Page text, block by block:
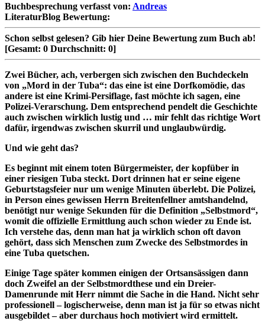
Buchbesprechung verfasst von: Andreas
LiteraturBlog Bewertung:
Schon selbst gelesen? Gib hier Deine Bewertung zum Buch ab!
[Gesamt: 0 Durchschnitt: 0]
Zwei Bücher, ach, verbergen sich zwischen den Buchdeckeln
von „Mord in der Tuba“: das eine ist eine Dorfkomödie, das
andere ist eine Krimi-Persiflage, fast möchte ich sagen, eine
Polizei-Verarschung. Dem entsprechend pendelt die Geschichte
auch zwischen wirklich lustig und … mir fehlt das richtige Wort
dafür, irgendwas zwischen skurril und unglaubwürdig.
Und wie geht das?
Es beginnt mit einem toten Bürgermeister, der kopfüber in
einer riesigen Tuba steckt. Dort drinnen hat er seine eigene
Geburtstagsfeier nur um wenige Minuten überlebt. Die Polizei,
in Person eines gewissen Herrn Breitenfellner amtshandelnd,
benötigt nur wenige Sekunden für die Definition „Selbstmord“,
womit die offizielle Ermittlung auch schon wieder zu Ende ist.
Ich verstehe das, denn man hat ja wirklich schon oft davon
gehört, dass sich Menschen zum Zwecke des Selbstmordes in
eine Tuba quetschen.
Einige Tage später kommen einigen der Ortsansässigen dann
doch Zweifel an der Selbstmordthese und ein Dreier-
Damenrunde mit Herr nimmt die Sache in die Hand. Nicht sehr
professionell – logischerweise, denn man ist ja für so etwas nicht
ausgebildet – aber durchaus hoch motiviert wird ermittelt.